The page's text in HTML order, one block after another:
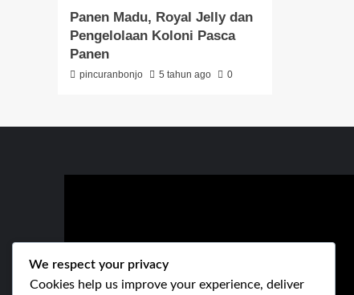
Panen Madu, Royal Jelly dan
Pengelolaan Koloni Pasca
Panen
pincuranbonjo 5 tahun ago 0
We respect your privacy
Cookies help us improve your experience, deliver